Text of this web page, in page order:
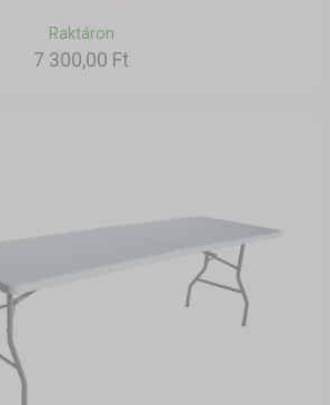
Raktáron
7 300,00 Ft